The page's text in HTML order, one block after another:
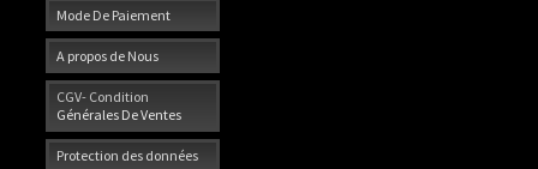
Mode De Paiement
A propos de Nous
CGV- Condition
Générales De Ventes
Protection des données